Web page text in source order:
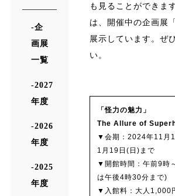
も見ることができま
は、開催中の企画展
展示しています。ぜ
い。
「怪力の魅力」
The Allure of
▼会期：2024年11月
1月19日(日)まで
▼開館時間：午前9時
は午後4時30分まで)
▼入館料：大人1,000
企
画展
一覧
2027
年度
2026
年度
2025
年度